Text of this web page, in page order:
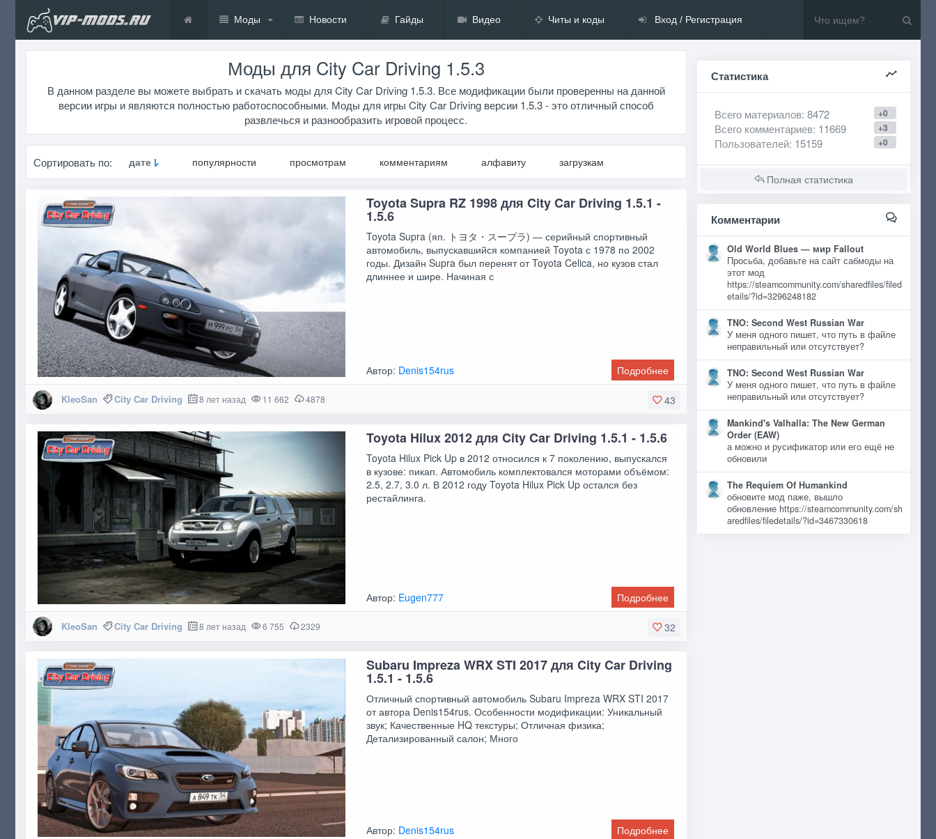
Моды Новости Гайды Видео Читы и коды Вход / Регистрация
Моды для City Car Driving 1.5.3
В данном разделе вы можете выбрать и скачать моды для City Car Driving 1.5.3. Все модификации были проверенны на данной
версии игры и являются полностью работоспособными. Моды для игры City Car Driving версии 1.5.3 - это отличный способ
развлечься и разнообразить игровой процесс.
Сортировать по: дате популярности просмотрам комментариям алфавиту загрузкам
Toyota Supra RZ 1998 для City Car Driving 1.5.1 -
1.5.6
Toyota Supra (яп. トヨタ・スープラ) — серийный спортивный
автомобиль, выпускавшийся компанией Toyota с 1978 по 2002
годы. Дизайн Supra был перенят от Toyota Celica, но кузов стал
длиннее и шире. Начиная с
Автор: Denis154rus Подробнее
43
KleoSan City Car Driving 8 лет назад 11 662 4878
Toyota Hilux 2012 для City Car Driving 1.5.1 - 1.5.6
Toyota Hilux Pick Up в 2012 относился к 7 поколению, выпускался
в кузове: пикап. Автомобиль комплектовался моторами объёмом:
2.5, 2.7, 3.0 л. В 2012 году Toyota Hilux Pick Up остался без
рестайлинга.
Автор: Eugen777 Подробнее
32
KleoSan City Car Driving 8 лет назад 6 755 2329
Subaru Impreza WRX STI 2017 для City Car Driving
1.5.1 - 1.5.6
Отличный спортивный автомобиль Subaru Impreza WRX STI 2017
от автора Denis154rus. Особенности модификации: Уникальный
звук; Качественные HQ текстуры; Отличная физика;
Детализированный салон; Много
Автор: Denis154rus Подробнее
Статистика
+0
Всего материалов: 8472
+3
Всего комментариев: 11669
+0
Пользователей: 15159
Полная статистика
Комментарии
Old World Blues — мир Fallout
Просьба, добавьте на сайт сабмоды на
этот мод
https://steamcommunity.com/sharedfiles/filed
etails/?id=3296248182
TNO: Second West Russian War
У меня одного пишет, что путь в файле
неправильный или отсутствует?
TNO: Second West Russian War
У меня одного пишет, что путь в файле
неправильный или отсутствует?
Mankind's Valhalla: The New German
Order (EAW)
а можно и русификатор или его ещё не
обновили
The Requiem Of Humankind
обновите мод паже, вышло
обновление https://steamcommunity.com/sh
aredfiles/filedetails/?id=3467330618